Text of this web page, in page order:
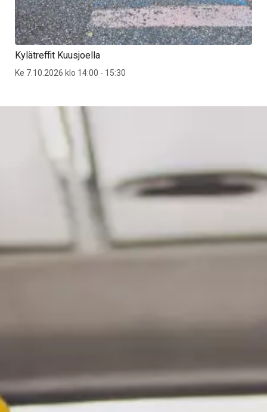
Kylätreffit Kuusjoella
Ke 7.10.2026 klo 14:00 - 15:30